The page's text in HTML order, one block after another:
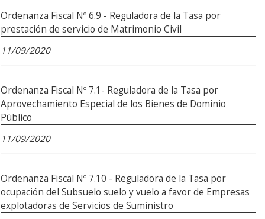
Ordenanza Fiscal Nº 6.9 - Reguladora de la Tasa por
prestación de servicio de Matrimonio Civil
11/09/2020
Ordenanza Fiscal Nº 7.1- Reguladora de la Tasa por
Aprovechamiento Especial de los Bienes de Dominio
Público
11/09/2020
Ordenanza Fiscal Nº 7.10 - Reguladora de la Tasa por
ocupación del Subsuelo suelo y vuelo a favor de Empresas
explotadoras de Servicios de Suministro